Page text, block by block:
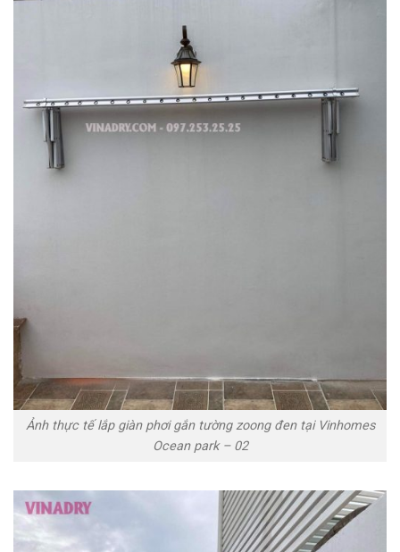
Ảnh thực tế lắp giàn phơi gắn tường zoong đen tại Vinhomes
Ocean park – 02